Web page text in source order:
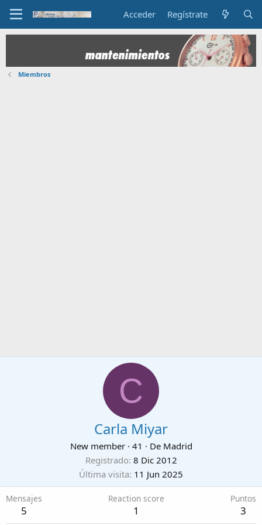
Acceder Regístrate
Miembros
C
Carla Miyar
New member · 41 · De Madrid
Registrado 8 Dic 2012
Última visita 11 Jun 2025
Mensajes
5
Reaction score
1
Puntos
3